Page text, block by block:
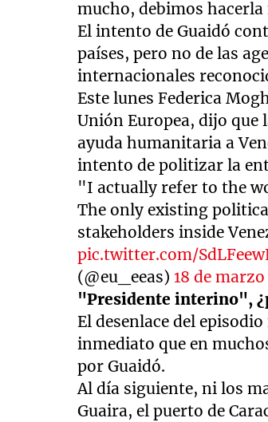
mucho, debimos
El intento de Guaidó
países, pero no de las
internacionales
Este lunes Federica
Unión Europea, dijo que
ayuda humanitaria a
intento de politizar la
"I actually refer to the
The only existing
stakeholders inside
pic.twitter.com/
(@eu_eeas)18 de marzo
"Presidente interino",
El desenlace del
inmediato que en
por Guaidó.
Al día siguiente, ni los
Guaira, el puerto de